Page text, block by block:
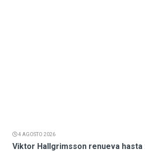
4 AGOSTO 2026
Viktor Hallgrimsson renueva hasta